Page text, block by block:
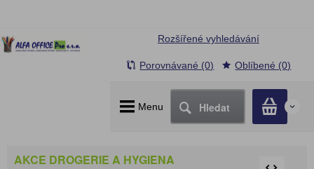
Menu Hledat 0
Rozšířené vyhledávání
Porovnávané (0) Oblíbené (0)
AKCE DROGERIE A HYGIENA